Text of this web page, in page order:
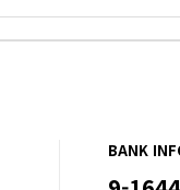
BANK